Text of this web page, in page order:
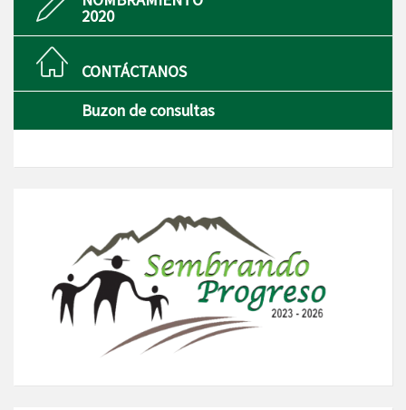
2020
CONTÁCTANOS
Buzon de consultas